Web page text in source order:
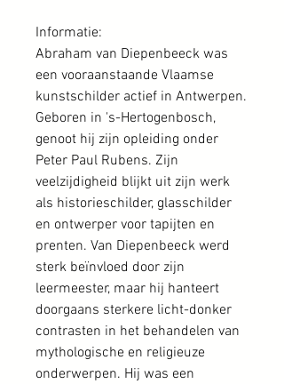
Informatie:
Abraham van Diepenbeeck was
een vooraanstaande Vlaamse
kunstschilder actief in Antwerpen.
Geboren in 's-Hertogenbosch,
genoot hij zijn opleiding onder
Peter Paul Rubens. Zijn
veelzijdigheid blijkt uit zijn werk
als historieschilder, glasschilder
en ontwerper voor tapijten en
prenten. Van Diepenbeeck werd
sterk beïnvloed door zijn
leermeester, maar hij hanteert
doorgaans sterkere licht-donker
contrasten in het behandelen van
mythologische en religieuze
onderwerpen. Hij was een